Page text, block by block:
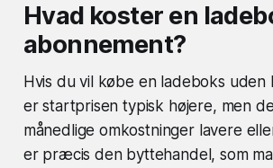
Hvad koster en
abonnement?
Hvis du vil købe en ladeboks uden
er startprisen typisk højere, men
månedlige omkostninger lavere
er præcis den byttehandel, som